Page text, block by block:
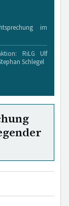
im
RiLG Ulf
Schlegel